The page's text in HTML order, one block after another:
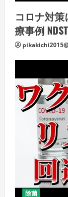
コロナ対
療事例
除菌